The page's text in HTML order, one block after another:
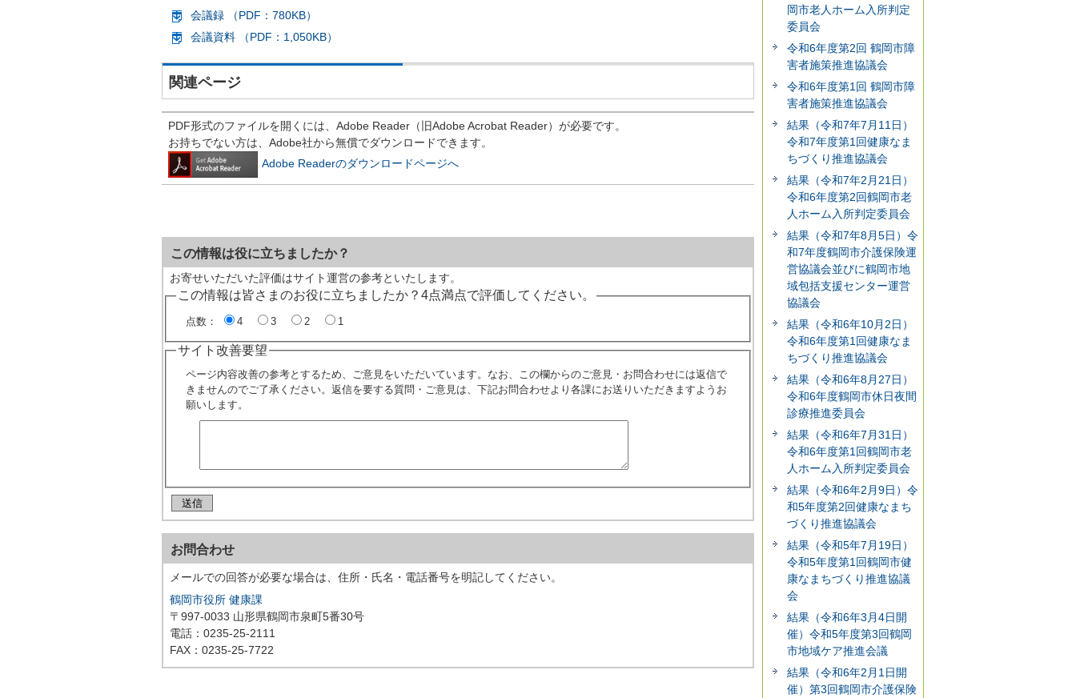
会議録 （PDF：780KB）
会議資料 （PDF：1,050KB）
関連ページ
PDF形式のファイルを開くには、Adobe Reader（旧Adobe Acrobat Reader）が必要です。
お持ちでない方は、Adobe社から無償でダウンロードできます。
Adobe Readerのダウンロードページへ
この情報は役に立ちましたか？
お寄せいただいた評価はサイト運営の参考といたします。
この情報は皆さまのお役に立ちましたか？4点満点で評価してください。
点数： 4 3 2 1
サイト改善要望
ページ内容改善の参考とするため、ご意見をいただいています。なお、この欄からのご意見・お問合わせには返信で
きませんのでご了承ください。返信を要する質問・ご意見は、下記お問合わせより各課にお送りいただきますようお
願いします。
お問合わせ
メールでの回答が必要な場合は、住所・氏名・電話番号を明記してください。
鶴岡市役所 健康課
〒997-0033 山形県鶴岡市泉町5番30号
電話：0235-25-2111
FAX：0235-25-7722
岡市老人ホーム入所判定
委員会
令和6年度第2回 鶴岡市障
害者施策推進協議会
令和6年度第1回 鶴岡市障
害者施策推進協議会
結果（令和7年7月11日）
令和7年度第1回健康なま
ちづくり推進協議会
結果（令和7年2月21日）
令和6年度第2回鶴岡市老
人ホーム入所判定委員会
結果（令和7年8月5日）令
和7年度鶴岡市介護保険運
営協議会並びに鶴岡市地
域包括支援センター運営
協議会
結果（令和6年10月2日）
令和6年度第1回健康なま
ちづくり推進協議会
結果（令和6年8月27日）
令和6年度鶴岡市休日夜間
診療推進委員会
結果（令和6年7月31日）
令和6年度第1回鶴岡市老
人ホーム入所判定委員会
結果（令和6年2月9日）令
和5年度第2回健康なまち
づくり推進協議会
結果（令和5年7月19日）
令和5年度第1回鶴岡市健
康なまちづくり推進協議
会
結果（令和6年3月4日開
催）令和5年度第3回鶴岡
市地域ケア推進会議
結果（令和6年2月1日開
催）第3回鶴岡市介護保険